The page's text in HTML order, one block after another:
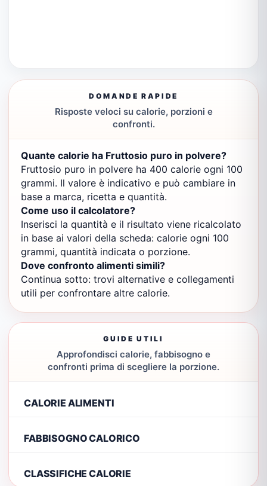
DOMANDE RAPIDE
Risposte veloci su calorie, porzioni e
confronti.
Quante calorie ha Fruttosio puro in polvere?
Fruttosio puro in polvere ha 400 calorie ogni 100
grammi. Il valore è indicativo e può cambiare in
base a marca, ricetta e quantità.
Come uso il calcolatore?
Inserisci la quantità e il risultato viene ricalcolato
in base ai valori della scheda: calorie ogni 100
grammi, quantità indicata o porzione.
Dove confronto alimenti simili?
Continua sotto: trovi alternative e collegamenti
utili per confrontare altre calorie.
GUIDE UTILI
Approfondisci calorie, fabbisogno e
confronti prima di scegliere la porzione.
CALORIE ALIMENTI
FABBISOGNO CALORICO
CLASSIFICHE CALORIE